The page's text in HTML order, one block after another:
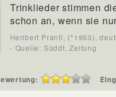
Trinklieder stimmen
schon an, wenn sie
Heribert Prantl, (*1953),
- Quelle: Süddt. Zeitung